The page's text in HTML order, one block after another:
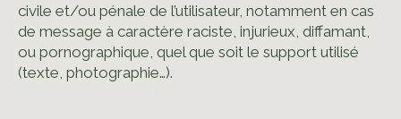
civile et/ou pénale de l’utilisateur, notamment en cas
de message à caractère raciste, injurieux, diffamant,
ou pornographique, quel que soit le support utilisé
(texte, photographie…).